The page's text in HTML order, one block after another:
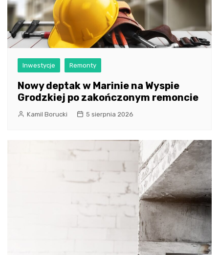
Inwestycje Remonty
Nowy deptak w Marinie na Wyspie
Grodzkiej po zakończonym remoncie
Kamil Borucki 5 sierpnia 2026